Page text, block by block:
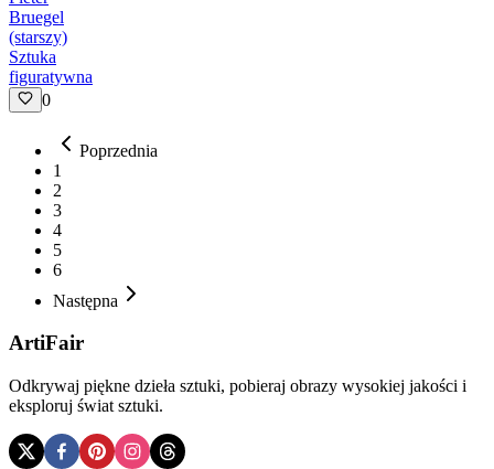
Bruegel
(starszy)
Sztuka
figuratywna
0
Poprzednia
1
2
3
4
5
6
Następna
ArtiFair
Odkrywaj piękne dzieła sztuki, pobieraj obrazy wysokiej jakości i
eksploruj świat sztuki.